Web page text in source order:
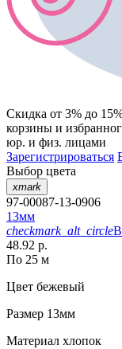
Скидка от 3% до
корзины и
юр. и физ. лицами
Зарегистрироваться
Выбор цвета
xmark
97-00087-13-0906
13мм
checkmark_alt_circle
48.92 р.
По 25 м
Цвет бежевый
Размер 13мм
Материал хлопок